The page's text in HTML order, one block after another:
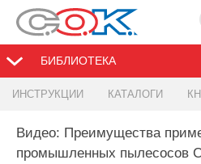
БИБЛИОТЕКА
ИНСТРУКЦИИ КАТАЛОГИ
Видео: Преимущества
промышленных пылесосов